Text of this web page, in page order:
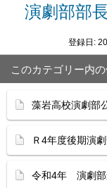
演劇部部
登録日:
このカテゴリー内
藻岩高校演劇部
Ｒ4年度後期演
令和4年 演劇部